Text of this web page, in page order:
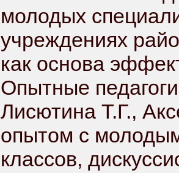
молодых
учреждениях
как основа
Опытные
Лисютина Т.Г.,
опытом с
классов,